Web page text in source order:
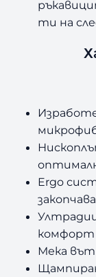
ти на
Ergo
комфорт
Мека